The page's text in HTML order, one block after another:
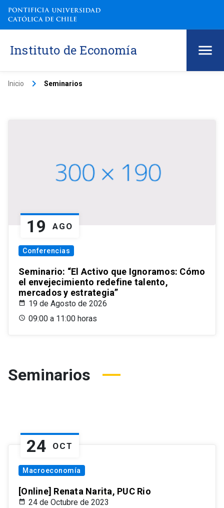
Instituto de Economía
Inicio keyboard_arrow_right Seminarios
19 AGO
Conferencias
Seminario: “El Activo que Ignoramos: Cómo
el envejecimiento redefine talento,
mercados y estrategia”
19 de Agosto de 2026
09:00 a 11:00 horas
Seminarios
24 OCT
Macroeconomía
[Online] Renata Narita, PUC Rio
24 de Octubre de 2023